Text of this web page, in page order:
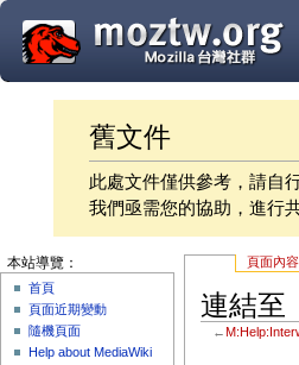
舊文件
此處文件僅供參考，請自
我們亟需您的協助，進行
頁面內容
連結至
←
本站導覽：
首頁
頁面近期變動
隨機頁面
Help about MediaWiki